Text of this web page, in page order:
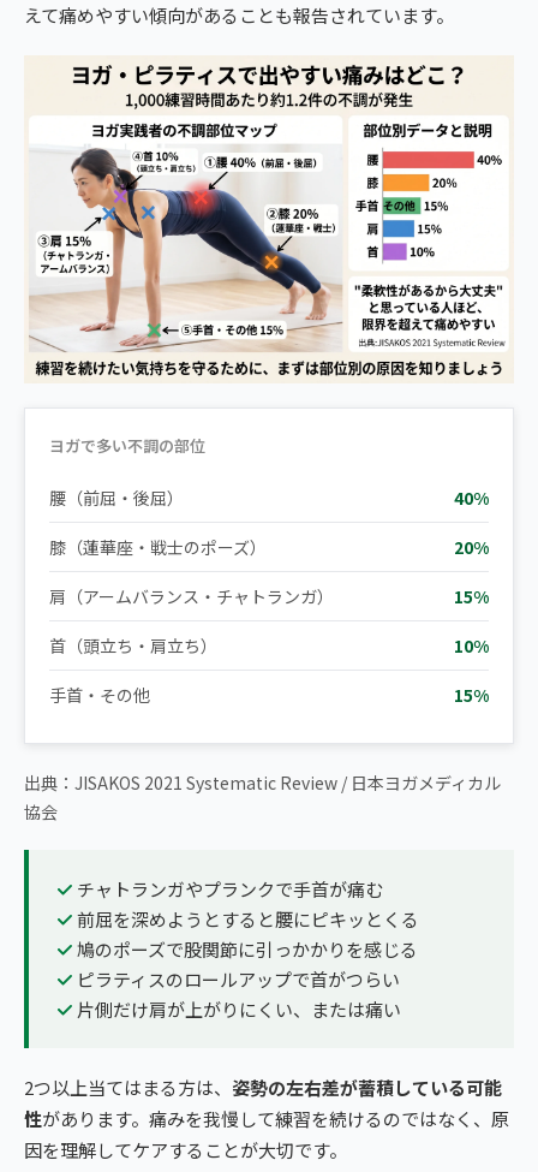
えて痛めやすい傾向があることも報告されています。
ヨガで多い不調の部位
腰（前屈・後屈） 40%
膝（蓮華座・戦士のポーズ） 20%
肩（アームバランス・チャトランガ） 15%
首（頭立ち・肩立ち） 10%
手首・その他 15%
出典：JISAKOS 2021 Systematic Review / 日本ヨガメディカル
協会
チャトランガやプランクで手首が痛む
前屈を深めようとすると腰にピキッとくる
鳩のポーズで股関節に引っかかりを感じる
ピラティスのロールアップで首がつらい
片側だけ肩が上がりにくい、または痛い
2つ以上当てはまる方は、 姿勢の左右差が蓄積している可能
性があります。痛みを我慢して練習を続けるのではなく、原
因を理解してケアすることが大切です。